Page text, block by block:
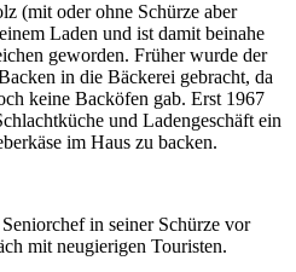
(mit oder ohne Schürze aber
Laden und ist damit beinahe
geworden. Früher wurde der
in die Bäckerei gebracht, da
keine Backöfen gab. Erst 1967
und Ladengeschäft ein
im Haus zu backen.
in seiner Schürze vor
mit neugierigen Touristen.